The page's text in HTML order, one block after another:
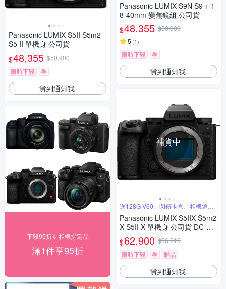
Panasonic LUMIX S5II S5m2
S5 II 單機身 公司貨
$48,355 $50,900
限時下殺
券
貨到通知我
下殺95折⇓ 相機指定品
滿1件享95折
Panasonic LUMIX S9N S9 + 1
8-40mm 變焦鏡組 公司貨
$48,355 $50,900
5 (1)
限時下殺 券
貨到通知我
補貨中
送128G V60、閃傳卡盒、相機鑰匙
圈
Panasonic LUMIX S5IIX S5m2
X S5II X 單機身 公司貨 DC-S5
M2X
$62,900 $66,210
限時下殺
券 贈品
貨到通知我